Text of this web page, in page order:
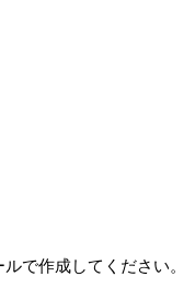
で作成してください。